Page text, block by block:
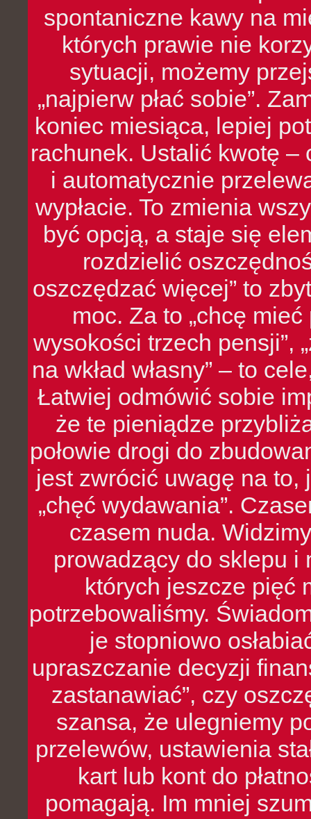
spontaniczne kawy na
których prawie nie
sytuacji, możemy
„najpierw płać sobie”.
koniec miesiąca, lepiej
rachunek. Ustalić kwotę
i automatycznie
wypłacie. To zmienia
być opcją, a staje się
rozdzielić
oszczędzać więcej” to
moc. Za to „chcę
wysokości trzech pensji”,
na wkład własny” – to
Łatwiej odmówić sobie
że te pieniądze
połowie drogi do
jest zwrócić uwagę na to,
„chęć wydawania”.
czasem nuda.
prowadzący do sklepu i
których jeszcze pięć
potrzebowaliśmy.
je stopniowo
upraszczanie decyzji
zastanawiać”, czy
szansa, że ulegniemy
przelewów, ustawienia
kart lub kont do
pomagają. Im mniej